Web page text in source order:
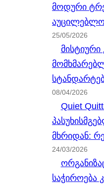
მოდური
25/05/2026
მისტიური
08/04/2026
Quiet
მხრიდან:
24/03/2026
საჭიროება